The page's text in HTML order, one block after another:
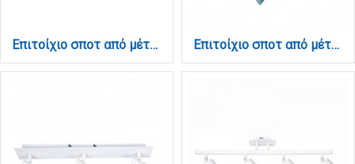
Επιτοίχιο σποτ από μέταλλο σε λευκή απόχρωση 2XGU10 D:25cm (9078-2Φ-Λευκό) Επιτοίχιο σποτ από μέταλλο σε λευκή απόχρωση 3XGU10 D:25cm (9077-3Φ-Λευκό)